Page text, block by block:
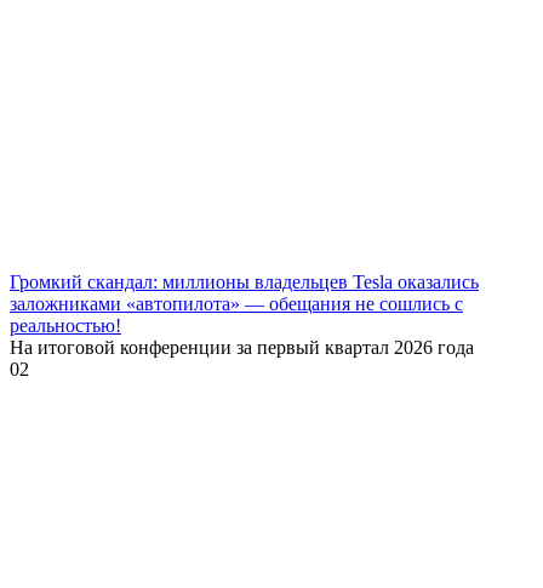
Громкий скандал: миллионы владельцев Tesla оказались
заложниками «автопилота» — обещания не сошлись с
реальностью!
На итоговой конференции за первый квартал 2026 года
02